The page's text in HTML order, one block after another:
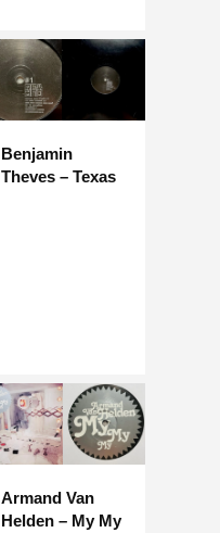
Benjamin
Theves – Texas
Armand Van
Helden – My My